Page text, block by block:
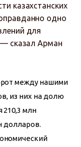
казахстанских
одно
для
— сказал Арман
между нашими
из них на долю
210,3 млн
долларов.